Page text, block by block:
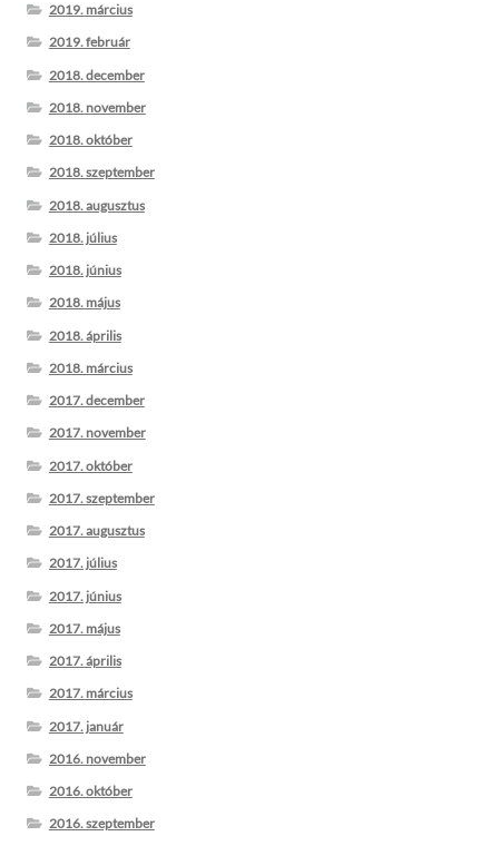
2019. március
2019. február
2018. december
2018. november
2018. október
2018. szeptember
2018. augusztus
2018. július
2018. június
2018. május
2018. április
2018. március
2017. december
2017. november
2017. október
2017. szeptember
2017. augusztus
2017. július
2017. június
2017. május
2017. április
2017. március
2017. január
2016. november
2016. október
2016. szeptember